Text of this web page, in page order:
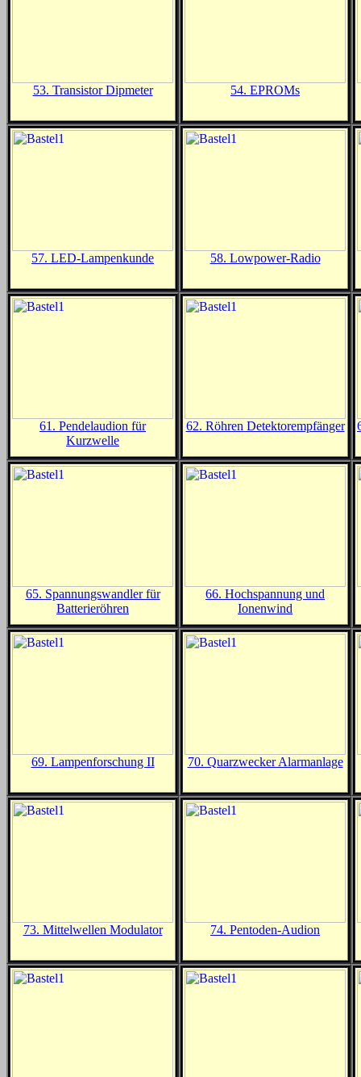
53. Transistor Dipmeter 54. EPROMs
57. LED-Lampenkunde 58. Lowpower-Radio
61. Pendelaudion für
Kurzwelle
62. Röhren Detektorempfänger
65. Spannungswandler für
Batterieröhren
66. Hochspannung und
Ionenwind
69. Lampenforschung II 70. Quarzwecker Alarmanlage
73. Mittelwellen Modulator 74. Pentoden-Audion